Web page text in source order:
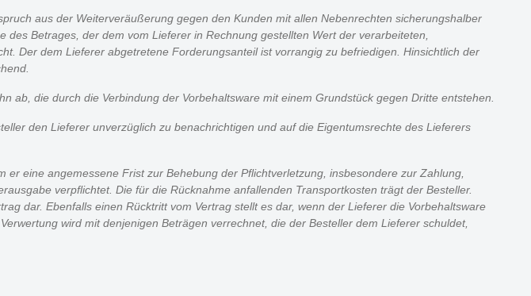
aus der Weiterveräußerung gegen den Kunden mit allen Nebenrechten sicherungshalber
Betrages, der dem vom Lieferer in Rechnung gestellten Wert der verarbeiteten,
Der dem Lieferer abgetretene Forderungsanteil ist vorrangig zu befriedigen. Hinsichtlich der
die durch die Verbindung der Vorbehaltsware mit einem Grundstück gegen Dritte entstehen.
den Lieferer unverzüglich zu benachrichtigen und auf die Eigentumsrechte des Lieferers
eine angemessene Frist zur Behebung der Pflichtverletzung, insbesondere zur Zahlung,
verpflichtet. Die für die Rücknahme anfallenden Transportkosten trägt der Besteller.
dar. Ebenfalls einen Rücktritt vom Vertrag stellt es dar, wenn der Lieferer die Vorbehaltsware
wird mit denjenigen Beträgen verrechnet, die der Besteller dem Lieferer schuldet,